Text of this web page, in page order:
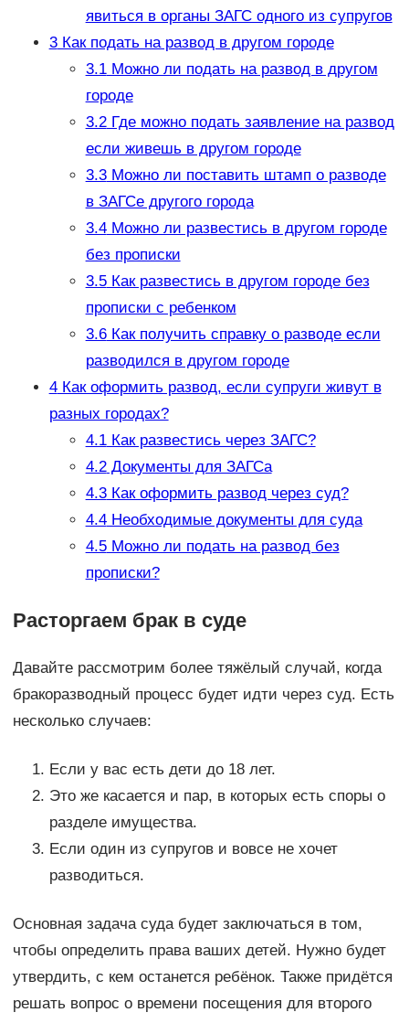
явиться в органы ЗАГС одного из супругов
3Как подать на развод в другом городе
3.1Можно ли подать на развод в другом
городе
3.2Где можно подать заявление на развод
если живешь в другом городе
3.3Можно ли поставить штамп о разводе
в ЗАГСе другого города
3.4Можно ли развестись в другом городе
без прописки
3.5Как развестись в другом городе без
прописки с ребенком
3.6Как получить справку о разводе если
разводился в другом городе
4Как оформить развод, если супруги живут в
разных городах?
4.1Как развестись через ЗАГС?
4.2Документы для ЗАГСа
4.3Как оформить развод через суд?
4.4Необходимые документы для суда
4.5Можно ли подать на развод без
прописки?
Расторгаем брак в суде
Давайте рассмотрим более тяжёлый случай, когда
бракоразводный процесс будет идти через суд. Есть
несколько случаев:
Если у вас есть дети до 18 лет.
Это же касается и пар, в которых есть споры о
разделе имущества.
Если один из супругов и вовсе не хочет
разводиться.
Основная задача суда будет заключаться в том,
чтобы определить права ваших детей. Нужно будет
утвердить, с кем останется ребёнок. Также придётся
решать вопрос о времени посещения для второго